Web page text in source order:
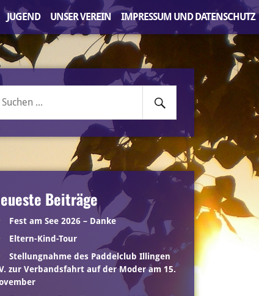
JUGEND UNSER VEREIN IMPRESSUM UND DATENSCHUTZ
Suche
Senden
Beiträge
Fest am See 2026 – Danke
Eltern-Kind-Tour
Stellungnahme des Paddelclub Illingen
zur Verbandsfahrt auf der Moder am 15.